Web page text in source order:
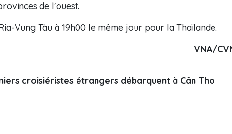
de l'ouest.
Vung Tàu à 19h00 le même jour pour la Thaïlande.
VNA/
croisiéristes étrangers débarquent à Cân Tho